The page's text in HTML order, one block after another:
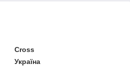
Cross
Україна